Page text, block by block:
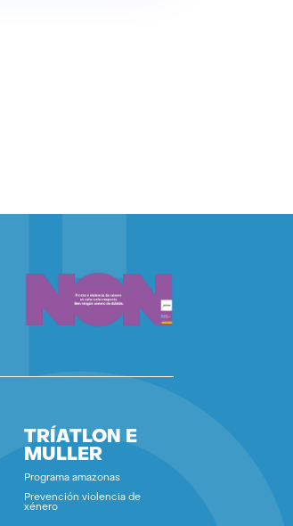
TRÍATLON E
MULLER
Programa amazonas
Prevención violencia de
xénero